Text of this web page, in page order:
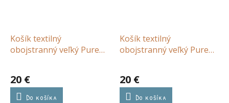
Košík textilný
obojstranný veľký Pure
20 €
Do košíka
Košík textilný
obojstranný veľký Pure
20 €
Do košíka